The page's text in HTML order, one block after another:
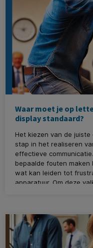
Waar moet je op
display standaard?
Het kiezen van de
stap in het realiseren
effectieve
bepaalde fouten maken
wat kan leiden tot
apparatuur. Om deze